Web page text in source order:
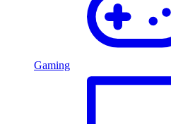
Gaming